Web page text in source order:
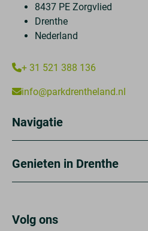
8437 PE Zorgvlied
Drenthe
Nederland
+ 31 521 388 136
info@parkdrentheland.nl
Navigatie
Genieten in Drenthe
Volg ons